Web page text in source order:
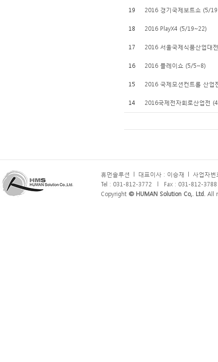
19 2016 경기국제보트쇼 (5/
18 2016 PlayX4 (5/19~22)
17 2016 서울국제식품산업대
16 2016 플레이쇼 (5/5~8)
15 2016 국제모션컨트롤 산업
14 2016국제전자회로산업전
휴먼솔루션 대표이사 : 이승재
사업자
Tel : 031-812-3772
Fax : 031-812-3788
Copyright © HUMAN Solution Co,. Ltd. All